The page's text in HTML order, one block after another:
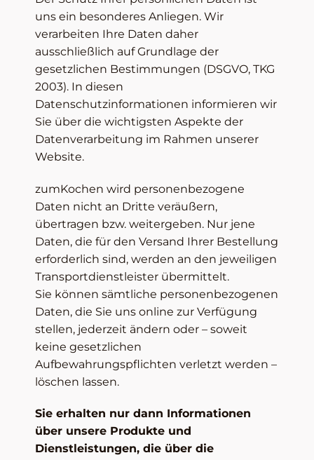
uns ein besonderes Anliegen. Wir
verarbeiten Ihre Daten daher
ausschließlich auf Grundlage der
gesetzlichen Bestimmungen (DSGVO, TKG
2003). In diesen
Datenschutzinformationen informieren wir
Sie über die wichtigsten Aspekte der
Datenverarbeitung im Rahmen unserer
Website.
zumKochen wird personenbezogene
Daten nicht an Dritte veräußern,
übertragen bzw. weitergeben. Nur jene
Daten, die für den Versand Ihrer Bestellung
erforderlich sind, werden an den jeweiligen
Transportdienstleister übermittelt.
Sie können sämtliche personenbezogenen
Daten, die Sie uns online zur Verfügung
stellen, jederzeit ändern oder – soweit
keine gesetzlichen
Aufbewahrungspflichten verletzt werden –
löschen lassen.
Sie erhalten nur dann Informationen
über unsere Produkte und
Dienstleistungen, die über die